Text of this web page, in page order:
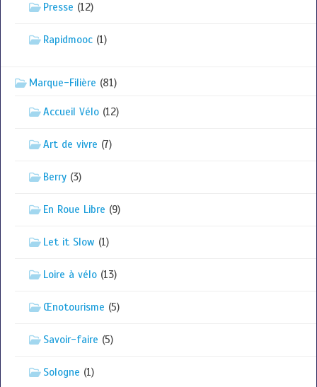
Presse (12)
Rapidmooc (1)
Marque-Filière (81)
Accueil Vélo (12)
Art de vivre (7)
Berry (3)
En Roue Libre (9)
Let it Slow (1)
Loire à vélo (13)
Œnotourisme (5)
Savoir-faire (5)
Sologne (1)